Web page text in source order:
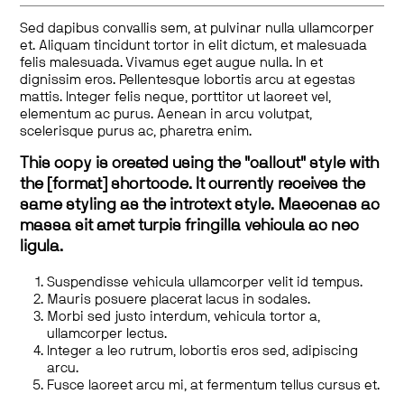
Sed dapibus convallis sem, at pulvinar nulla ullamcorper
et. Aliquam tincidunt tortor in elit dictum, et malesuada
felis malesuada. Vivamus eget augue nulla. In et
dignissim eros. Pellentesque lobortis arcu at egestas
mattis. Integer felis neque, porttitor ut laoreet vel,
elementum ac purus. Aenean in arcu volutpat,
scelerisque purus ac, pharetra enim.
This copy is created using the "callout" style with
the [format] shortcode. It currently receives the
same styling as the introtext style. Maecenas ac
massa sit amet turpis fringilla vehicula ac nec
ligula.
Suspendisse vehicula ullamcorper velit id tempus.
Mauris posuere placerat lacus in sodales.
Morbi sed justo interdum, vehicula tortor a,
ullamcorper lectus.
Integer a leo rutrum, lobortis eros sed, adipiscing
arcu.
Fusce laoreet arcu mi, at fermentum tellus cursus et.